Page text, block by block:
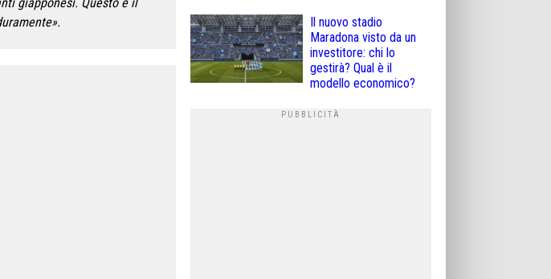
Il nuovo stadio
Maradona visto da un
investitore: chi lo
gestirà? Qual è il
modello economico?